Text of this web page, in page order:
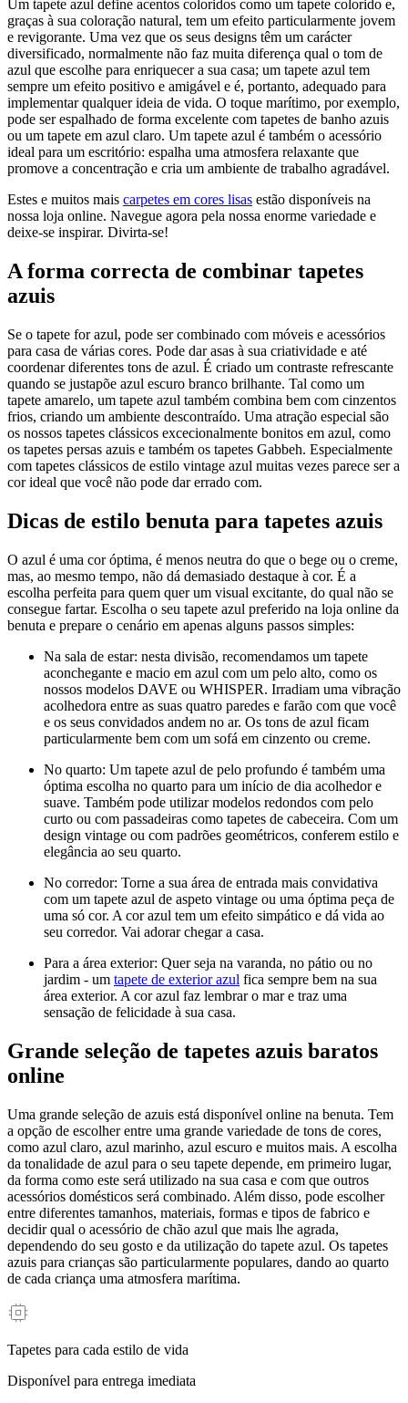
Um tapete azul define acentos coloridos como um tapete colorido e,
graças à sua coloração natural, tem um efeito particularmente jovem
e revigorante. Uma vez que os seus designs têm um carácter
diversificado, normalmente não faz muita diferença qual o tom de
azul que escolhe para enriquecer a sua casa; um tapete azul tem
sempre um efeito positivo e amigável e é, portanto, adequado para
implementar qualquer ideia de vida. O toque marítimo, por exemplo,
pode ser espalhado de forma excelente com tapetes de banho azuis
ou um tapete em azul claro. Um tapete azul é também o acessório
ideal para um escritório: espalha uma atmosfera relaxante que
promove a concentração e cria um ambiente de trabalho agradável.
Estes e muitos mais carpetes em cores lisas estão disponíveis na
nossa loja online. Navegue agora pela nossa enorme variedade e
deixe-se inspirar. Divirta-se!
A forma correcta de combinar tapetes
azuis
Se o tapete for azul, pode ser combinado com móveis e acessórios
para casa de várias cores. Pode dar asas à sua criatividade e até
coordenar diferentes tons de azul. É criado um contraste refrescante
quando se justapõe azul escuro branco brilhante. Tal como um
tapete amarelo, um tapete azul também combina bem com cinzentos
frios, criando um ambiente descontraído. Uma atração especial são
os nossos tapetes clássicos excecionalmente bonitos em azul, como
os tapetes persas azuis e também os tapetes Gabbeh. Especialmente
com tapetes clássicos de estilo vintage azul muitas vezes parece ser a
cor ideal que você não pode dar errado com.
Dicas de estilo benuta para tapetes azuis
O azul é uma cor óptima, é menos neutra do que o bege ou o creme,
mas, ao mesmo tempo, não dá demasiado destaque à cor. É a
escolha perfeita para quem quer um visual excitante, do qual não se
consegue fartar. Escolha o seu tapete azul preferido na loja online da
benuta e prepare o cenário em apenas alguns passos simples:
Na sala de estar: nesta divisão, recomendamos um tapete
aconchegante e macio em azul com um pelo alto, como os
nossos modelos DAVE ou WHISPER. Irradiam uma vibração
acolhedora entre as suas quatro paredes e farão com que você
e os seus convidados andem no ar. Os tons de azul ficam
particularmente bem com um sofá em cinzento ou creme.
No quarto: Um tapete azul de pelo profundo é também uma
óptima escolha no quarto para um início de dia acolhedor e
suave. Também pode utilizar modelos redondos com pelo
curto ou com passadeiras como tapetes de cabeceira. Com um
design vintage ou com padrões geométricos, conferem estilo e
elegância ao seu quarto.
No corredor: Torne a sua área de entrada mais convidativa
com um tapete azul de aspeto vintage ou uma óptima peça de
uma só cor. A cor azul tem um efeito simpático e dá vida ao
seu corredor. Vai adorar chegar a casa.
Para a área exterior: Quer seja na varanda, no pátio ou no
jardim - um tapete de exterior azul fica sempre bem na sua
área exterior. A cor azul faz lembrar o mar e traz uma
sensação de felicidade à sua casa.
Grande seleção de tapetes azuis baratos
online
Uma grande seleção de azuis está disponível online na benuta. Tem
a opção de escolher entre uma grande variedade de tons de cores,
como azul claro, azul marinho, azul escuro e muitos mais. A escolha
da tonalidade de azul para o seu tapete depende, em primeiro lugar,
da forma como este será utilizado na sua casa e com que outros
acessórios domésticos será combinado. Além disso, pode escolher
entre diferentes tamanhos, materiais, formas e tipos de fabrico e
decidir qual o acessório de chão azul que mais lhe agrada,
dependendo do seu gosto e da utilização do tapete azul. Os tapetes
azuis para crianças são particularmente populares, dando ao quarto
de cada criança uma atmosfera marítima.
Tapetes para cada estilo de vida
Disponível para entrega imediata